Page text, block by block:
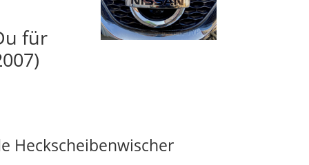
für
Heckscheibenwischer